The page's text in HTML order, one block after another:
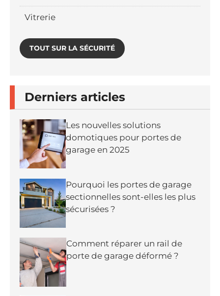
Vitrerie
TOUT SUR LA SÉCURITÉ
Derniers articles
Les nouvelles solutions
domotiques pour portes de
garage en 2025
Pourquoi les portes de garage
sectionnelles sont-elles les plus
sécurisées ?
Comment réparer un rail de
porte de garage déformé ?